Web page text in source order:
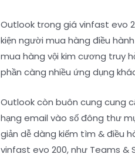
Outlook trong giá vinfast evo
kiện người mua hàng điều
mua hàng vội kim cương truy
phần càng nhiều ứng dụng
Outlook còn buôn cung cung
hạng email vào số đông thư
giản dễ dàng kiếm tìm & điều
vinfast evo 200, như Teams &